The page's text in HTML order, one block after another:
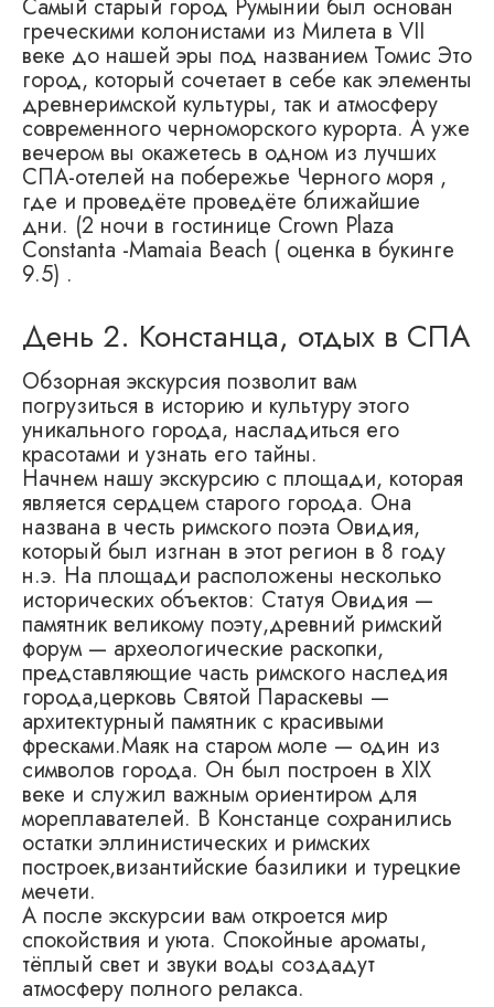
Самый старый город Румынии был основан
греческими колонистами из Милета в VII
веке до нашей эры под названием Томис Это
город, который сочетает в себе как элементы
древнеримской культуры, так и атмосферу
современного черноморского курорта. А уже
вечером вы окажетесь в одном из лучших
СПА-отелей на побережье Черного моря ,
где и проведёте проведёте ближайшие
дни. (2 ночи в гостинице Crown Plaza
Constanta -Mamaia Beach ( оценка в букинге
9.5) .
День 2. Констанца, отдых в СПА
Обзорная экскурсия позволит вам
погрузиться в историю и культуру этого
уникального города, насладиться его
красотами и узнать его тайны.
Начнем нашу экскурсию с площади, которая
является сердцем старого города. Она
названа в честь римского поэта Овидия,
который был изгнан в этот регион в 8 году
н.э. На площади расположены несколько
исторических объектов: Статуя Овидия —
памятник великому поэту,древний римский
форум — археологические раскопки,
представляющие часть римского наследия
города,церковь Святой Параскевы —
архитектурный памятник с красивыми
фресками.Маяк на старом моле — один из
символов города. Он был построен в XIX
веке и служил важным ориентиром для
мореплавателей. В Констанце сохранились
остатки эллинистических и римских
построек,византийские базилики и турецкие
мечети.
А после экскурсии вам откроется мир
спокойствия и уюта. Спокойные ароматы,
тёплый свет и звуки воды создадут
атмосферу полного релакса.